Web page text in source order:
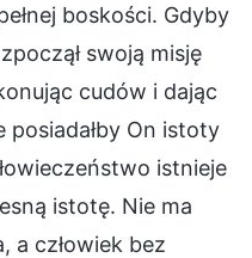
boskości. Gdyby
swoją misję
cudów i dając
On istoty
istnieje
istotę. Nie ma
a człowiek bez